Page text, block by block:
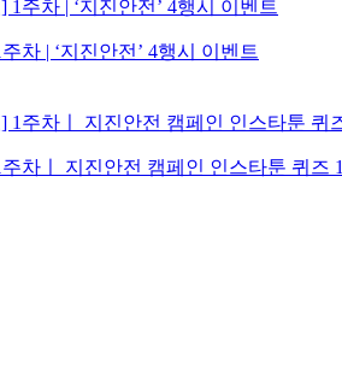
차 | ‘지진안전’ 4행시 이벤트
차ㅣ 지진안전 캠페인 인스타툰 퀴즈